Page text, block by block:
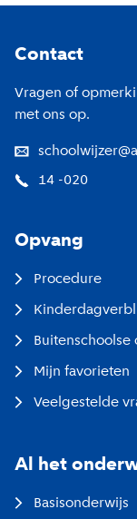
Contact
Vragen of
met ons op.
14 -020
Opvang
Procedure
Buitenschoolse
Mijn favorieten
Veelgestelde
Al het
Basisonderwijs